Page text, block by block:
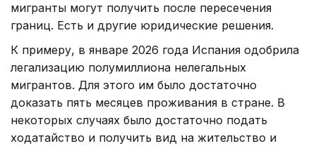
мигранты могут получить после пересечения
границ. Есть и другие юридические решения.
К примеру, в январе 2026 года Испания одобрила
легализацию полумиллиона нелегальных
мигрантов. Для этого им было достаточно
доказать пять месяцев проживания в стране. В
некоторых случаях было достаточно подать
ходатайство и получить вид на жительство и